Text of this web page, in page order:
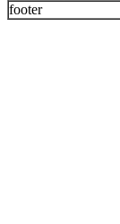
footer